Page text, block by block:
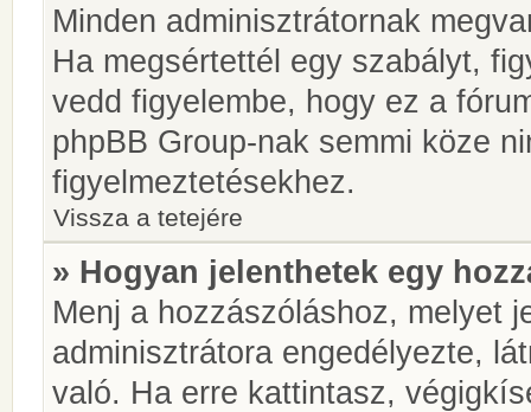
Minden adminisztrátornak
Ha megsértettél egy szabályt,
vedd figyelembe, hogy ez a
phpBB Group-nak semmi köze
figyelmeztetésekhez.
Vissza a tetejére
» Hogyan jelenthetek egy
Menj a hozzászóláshoz, melyet
adminisztrátora engedélyezte,
való. Ha erre kattintasz,